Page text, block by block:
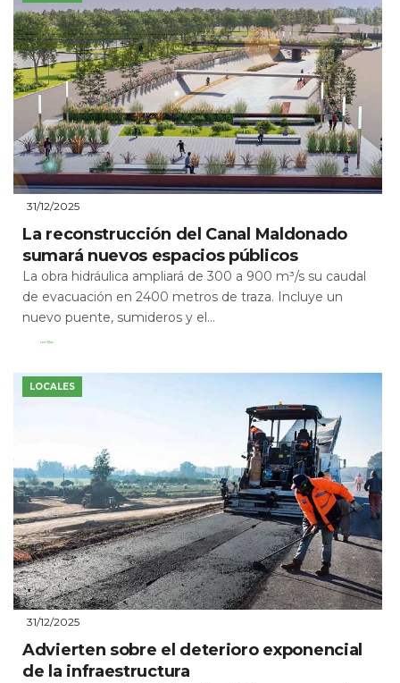
31/12/2025
La reconstrucción del Canal Maldonado
sumará nuevos espacios públicos
La obra hidráulica ampliará de 300 a 900 m³/s su caudal
de evacuación en 2400 metros de traza. Incluye un
nuevo puente, sumideros y el...
Leer Más
LOCALES
31/12/2025
Advierten sobre el deterioro exponencial
de la infraestructura